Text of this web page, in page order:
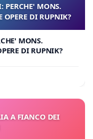
PERCHE' MONS.
OPERE DI RUPNIK?
MONS.
DI RUPNIK?
A FIANCO DEI